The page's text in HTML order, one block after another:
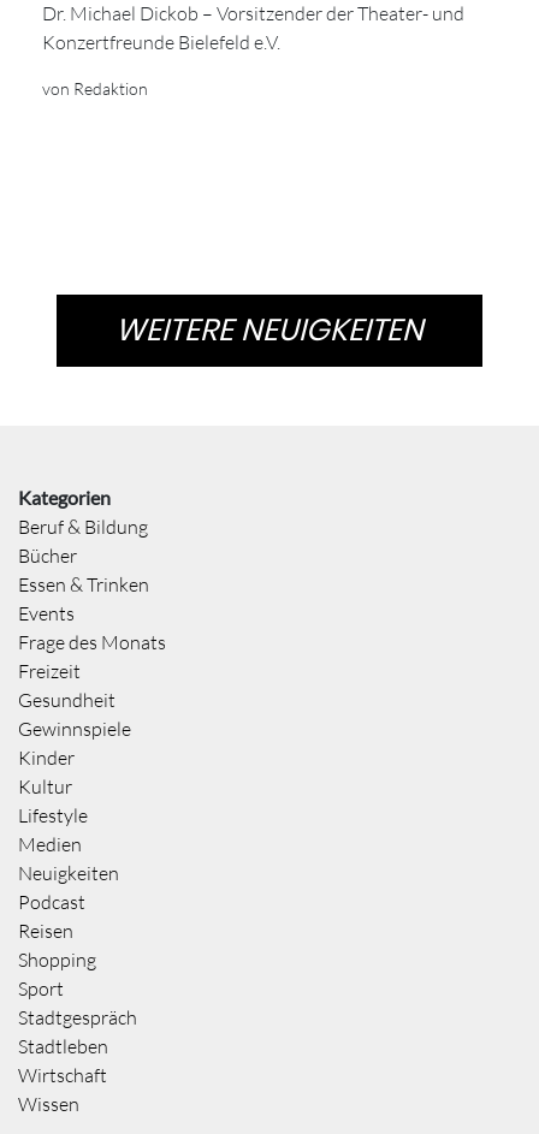
Dr. Michael Dickob – Vorsitzender der Theater- und
Konzertfreunde Bielefeld e.V.
von Redaktion
WEITERE NEUIGKEITEN
Kategorien
Beruf & Bildung
Bücher
Essen & Trinken
Events
Frage des Monats
Freizeit
Gesundheit
Gewinnspiele
Kinder
Kultur
Lifestyle
Medien
Neuigkeiten
Podcast
Reisen
Shopping
Sport
Stadtgespräch
Stadtleben
Wirtschaft
Wissen